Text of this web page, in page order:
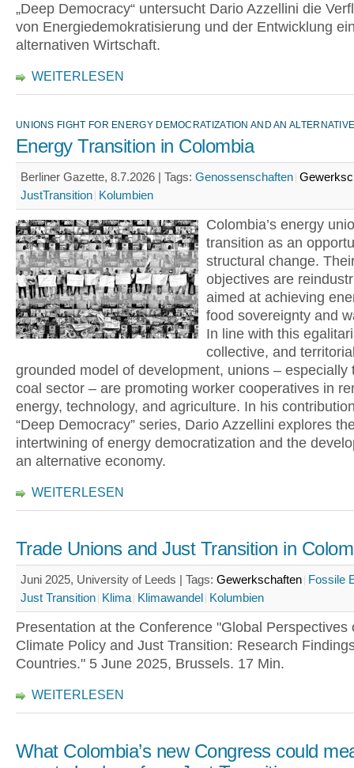
„Deep Democracy“ untersucht Dario Azzellini die
von Energiedemokratisierung und der Entwicklung
alternativen Wirtschaft.
WEITERLESEN
UNIONS FIGHT FOR ENERGY DEMOCRATIZATION AND AN
Energy Transition in Colombia
Berliner Gazette, 8.7.2026 | Tags: Genossenschaften
JustTransition Kolumbien
Colombia’s energy
transition as an
structural change.
objectives are
aimed at achieving
food sovereignty and
In line with this
collective, and
grounded model of development, unions – especially
coal sector – are promoting worker cooperatives in
energy, technology, and agriculture. In his
“Deep Democracy” series, Dario Azzellini explores
intertwining of energy democratization and the
an alternative economy.
WEITERLESEN
Trade Unions and Just Transition in
Juni 2025, University of Leeds | Tags: Gewerkschaften Fossile
Just Transition Klima Klimawandel Kolumbien
Presentation at the Conference "Global Perspectives
Climate Policy and Just Transition: Research
Countries." 5 June 2025, Brussels. 17 Min.
WEITERLESEN
What Colombia’s new Congress could